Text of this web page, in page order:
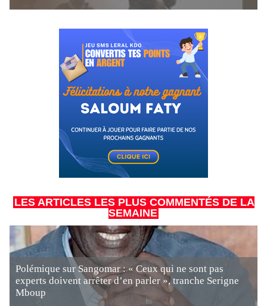
LES ARTICLES LES PLUS COMMENTÉS DE LA
SEMAINE
Polémique sur Sangomar : « Ceux qui ne sont pas
experts doivent arrêter d’en parler », tranche Serigne
Mboup